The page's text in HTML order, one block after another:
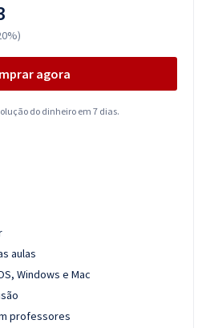
agora
do dinheiro em 7 dias.
aulas
Windows e Mac
professores